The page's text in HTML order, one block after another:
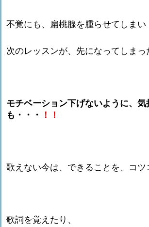
不覚にも、扁桃腺を腫らせてしまい
次のレッスンが、先になってしまっ
モチベーション下げないように、気
も・・・
！！
歌えない今は、できることを、コ
歌詞を覚えたり、